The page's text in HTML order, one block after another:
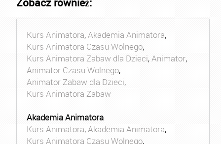
Kurs Animatora,Akademia Animatora,
Kurs Animatora Czasu Wolnego,
Kurs Animatora Zabaw dla Dzieci,Animator,
Animator Czasu Wolnego,
Animator Zabaw dla Dzieci,
Kurs Animatora Zabaw
Akademia Animatora
Kurs Animatora,Akademia Animatora,
Kurs Animatora Czasu Wolnego,